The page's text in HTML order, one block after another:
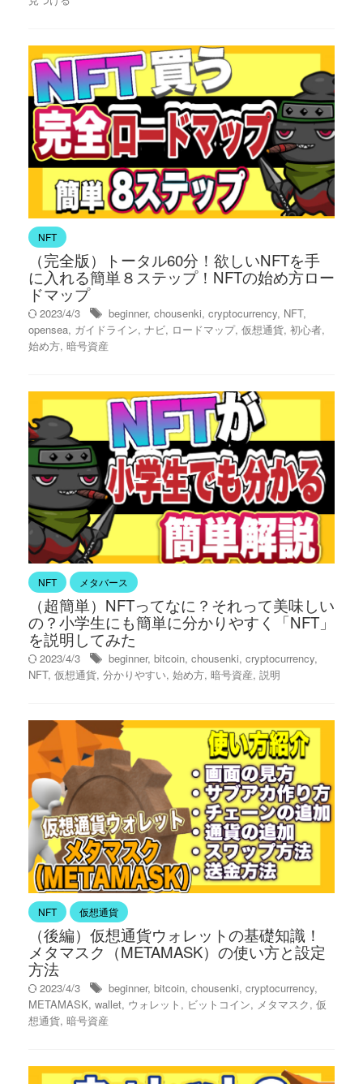
NFT
（完全版）トータル60分！欲しいNFTを手
に入れる簡単８ステップ！NFTの始め方ロー
ドマップ
2023/4/3 beginner, chousenki, cryptocurrency, NFT,
opensea, ガイドライン, ナビ, ロードマップ, 仮想通貨, 初心者,
始め方, 暗号資産
NFT メタバース
（超簡単）NFTってなに？それって美味しい
の？小学生にも簡単に分かりやすく「NFT」
を説明してみた
2023/4/3 beginner, bitcoin, chousenki, cryptocurrency,
NFT, 仮想通貨, 分かりやすい, 始め方, 暗号資産, 説明
NFT 仮想通貨
（後編）仮想通貨ウォレットの基礎知識！
メタマスク（METAMASK）の使い方と設定
方法
2023/4/3 beginner, bitcoin, chousenki, cryptocurrency,
METAMASK, wallet, ウォレット , ビットコイン, メタマスク, 仮
想通貨, 暗号資産